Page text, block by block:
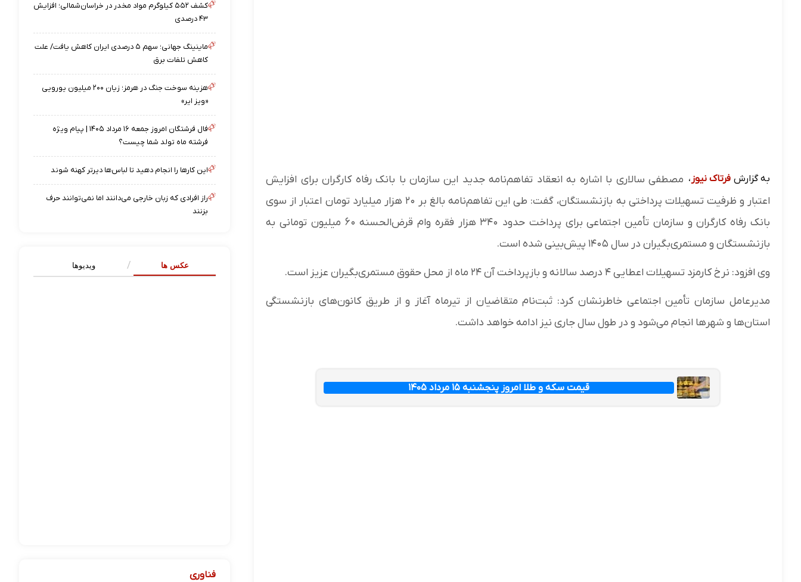
به گزارش فرتاک نیوز ، مصطفی سالاری با اشاره به انعقاد تفاهم‌نامه جدید این سازمان با بانک رفاه کارگران برای افزایش
اعتبار و ظرفیت تسهیلات پرداختی به بازنشستگان، گفت: طی این تفاهم‌نامه بالغ بر ۲۰ هزار میلیارد تومان اعتبار از سوی
بانک رفاه کارگران و سازمان تأمین اجتماعی برای پرداخت حدود ۳۴۰ هزار فقره وام قرض‌الحسنه ۶۰ میلیون تومانی به
بازنشستگان و مستمری‌بگیران در سال ۱۴۰۵ پیش‌بینی شده است.
وی افزود: نرخ کارمزد تسهیلات اعطایی ۴ درصد سالانه و بازپرداخت آن ۲۴ ماه از محل حقوق مستمری‌بگیران عزیز است.
مدیرعامل سازمان تأمین اجتماعی خاطرنشان کرد: ثبت‌نام متقاضیان از تیرماه آغاز و از طریق کانون‌های بازنشستگی
استان‌‎ها و شهرها انجام می‌شود و در طول سال جاری نیز ادامه خواهد داشت.
قیمت سکه و طلا امروز پنجشنبه ۱۵ مرداد ۱۴۰۵
کشف ۵۵۲ کیلوگرم مواد مخدر در خراسان‌شمالی؛ افزایش
۴۳ درصدی
ماینینگ جهانی؛ سهم ۵ درصدی ایران کاهش یافت/ علت
کاهش تلفات برق
هزینه سوخت جنگ در هرمز؛ زیان ۲۰۰ میلیون یورویی
«ویز ایر»
فال فرشتگان امروز جمعه ۱۶ مرداد ۱۴۰۵ | پیام ویژه
فرشته ماه تولد شما چیست؟
این کارها را انجام دهید تا لباس‌ها دیرتر کهنه شوند
راز افرادی که زبان خارجی می‌دانند اما نمی‌توانند حرف
بزنند
عکس ها ویدیوها
فناوری